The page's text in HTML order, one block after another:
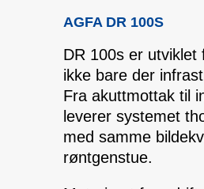
AGFA DR 100S
DR 100s er
ikke bare der
Fra akuttmottak til
leverer systemet
med samme
røntgenstue.